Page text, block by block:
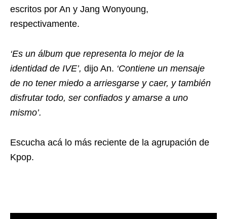
escritos por An y Jang Wonyoung,
respectivamente.
‘Es un álbum que representa lo mejor de la
identidad de IVE’, dijo An. ‘Contiene un mensaje
de no tener miedo a arriesgarse y caer, y también
disfrutar todo, ser confiados y amarse a uno
mismo’.
Escucha acá lo más reciente de la agrupación de
Kpop.